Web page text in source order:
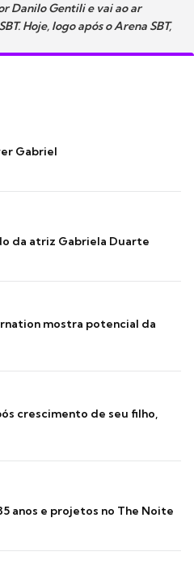
Danilo Gentili e vai ao ar
Hoje, logo após o Arena SBT,
Gabriel
da atriz Gabriela Duarte
mostra potencial da
crescimento de seu filho,
anos e projetos no The Noite